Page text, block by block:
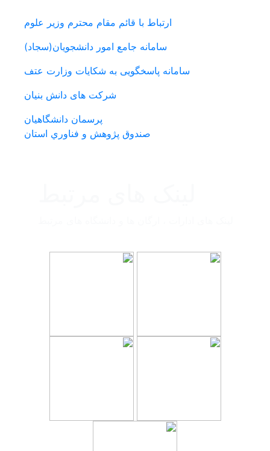
ارتباط با قائم مقام محترم وزیر علوم
سامانه جامع امور دانشجویان(سجاد)
سامانه پاسخگویی به شکایات وزارت عتف
شرکت های دانش بنیان
پرسمان دانشگاهیان
صندوق پژوهش و فناوري استان